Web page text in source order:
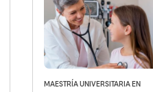
MAESTRÍA UNIVERSITARIA EN